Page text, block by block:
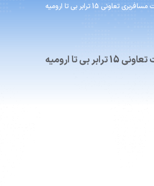
مسافربری تعاونی 15 ترابر بی تا ارومیه
بی تا ارومیه